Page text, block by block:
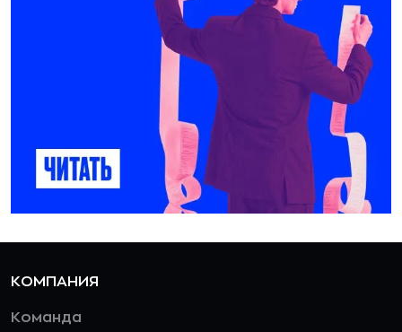
КОМПАНИЯ
Команда